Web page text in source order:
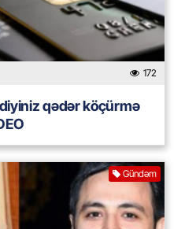
172
qədər köçürmə
Gündəm